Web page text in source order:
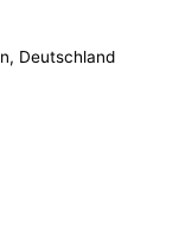
Deutschland